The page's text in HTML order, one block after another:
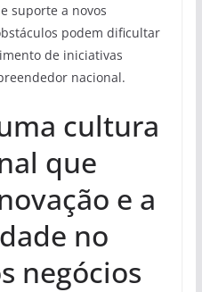
suporte a novos
podem dificultar
de iniciativas
nacional.
cultura
que
e a
no
negócios